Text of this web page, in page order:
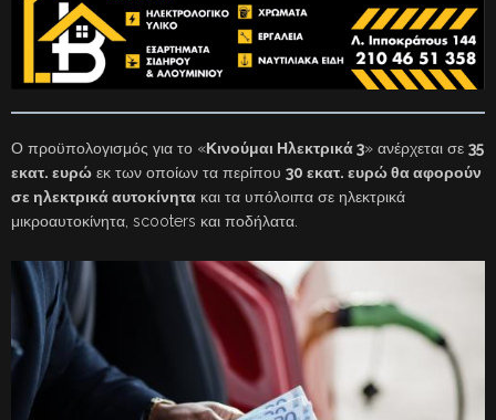
Ο προϋπολογισμός για το «Κινούμαι Ηλεκτρικά 3» ανέρχεται σε 35
εκατ. ευρώ εκ των οποίων τα περίπου 30 εκατ. ευρώ θα αφορούν
σε ηλεκτρικά αυτοκίνητα και τα υπόλοιπα σε ηλεκτρικά
μικροαυτοκίνητα, scooters και ποδήλατα.